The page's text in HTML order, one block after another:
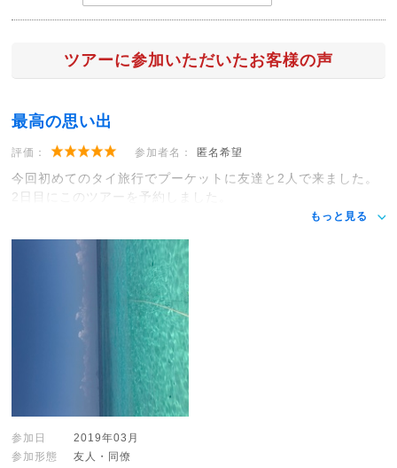
ツアーに参加いただいたお客様の声
最高の思い出
評価： 参加者名： 匿名希望
今回初めてのタイ旅行でプーケットに友達と2人で来ました。
2日目にこのツアーを予約しました。
もっと見る
参加日
2019年03月
参加形態
友人・同僚